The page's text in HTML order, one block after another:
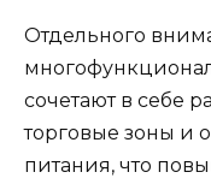
Отдельного
сочетают в себе
торговые зоны и
питания, что